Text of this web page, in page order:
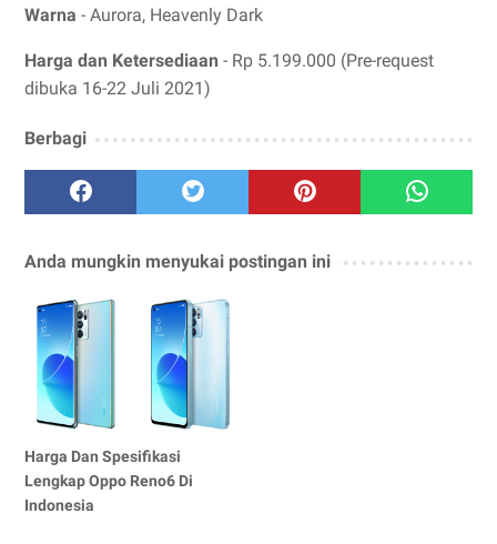
Warna - Aurora, Heavenly Dark
Harga dan Ketersediaan - Rp 5.199.000 (Pre-request
dibuka 16-22 Juli 2021)
Berbagi
Anda mungkin menyukai postingan ini
Harga Dan Spesifikasi
Lengkap Oppo Reno6 Di
Indonesia